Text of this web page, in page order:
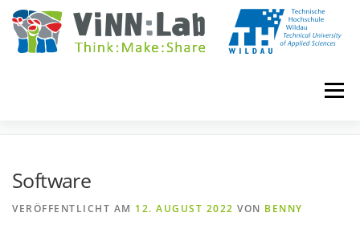
Zum
Inhalt
springen
Menü
EVENTS WIKI UNIVERSITY COURSES
Software
VERÖFFENTLICHT AM 12. AUGUST 2022 VON BENNY